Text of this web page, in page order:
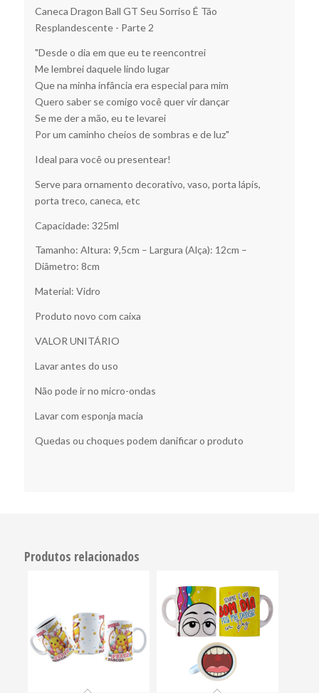
Caneca Dragon Ball GT Seu Sorriso É Tão
Resplandescente - Parte 2
"Desde o dia em que eu te reencontrei
Me lembrei daquele lindo lugar
Que na minha infância era especial para mim
Quero saber se comigo você quer vir dançar
Se me der a mão, eu te levarei
Por um caminho cheios de sombras e de luz"
Ideal para você ou presentear!
Serve para ornamento decorativo, vaso, porta lápis,
porta treco, caneca, etc
Capacidade: 325ml
Tamanho: Altura: 9,5cm – Largura (Alça): 12cm –
Diâmetro: 8cm
Material: Vidro
Produto novo com caixa
VALOR UNITÁRIO
Lavar antes do uso
Não pode ir no micro-ondas
Lavar com esponja macia
Quedas ou choques podem danificar o produto
Produtos relacionados